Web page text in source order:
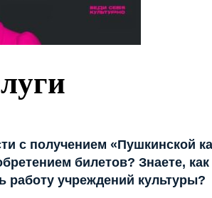
с получением «Пушкинской
билетов? Знаете, как
работу учреждений культуры?